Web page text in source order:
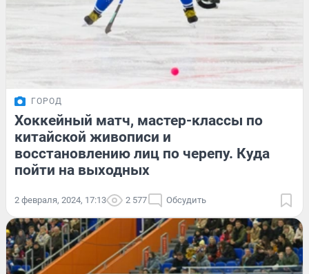
ГОРОД
Хоккейный матч, мастер-классы по
китайской живописи и
восстановлению лиц по черепу. Куда
пойти на выходных
2 февраля, 2024, 17:13 2 577 Обсудить